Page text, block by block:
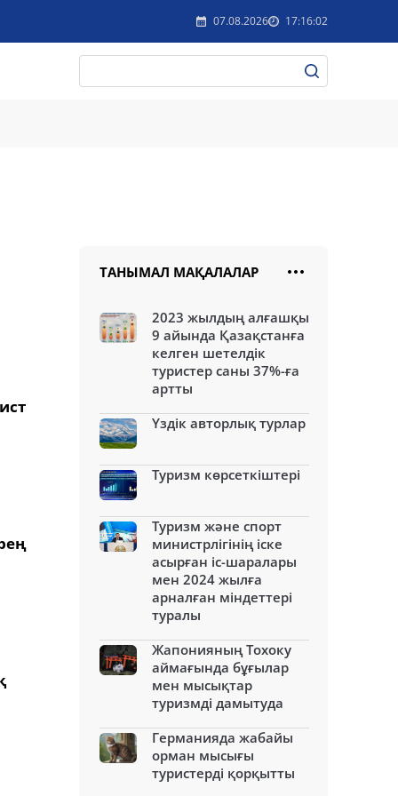
07.08.2026 17:16:02
ТАНЫМАЛ МАҚАЛАЛАР
2023 жылдың алғашқы
9 айында Қазақстанға
келген шетелдік
туристер саны 37%-ға
артты
Үздік авторлық турлар
Туризм көрсеткіштері
Туризм және спорт
министрлігінің іске
асырған іс-шаралары
мен 2024 жылға
арналған міндеттері
туралы
Жапонияның Тохоку
аймағында бұғылар
мен мысықтар
туризмді дамытуда
Германияда жабайы
орман мысығы
туристерді қорқытты